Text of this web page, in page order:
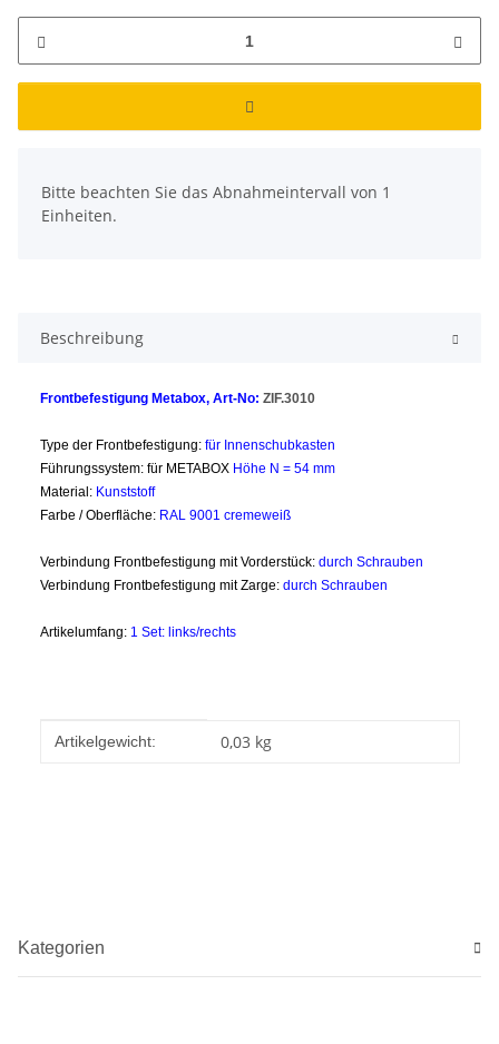
Bitte beachten Sie das Abnahmeintervall von 1
Einheiten.
Beschreibung
Frontbefestigung Metabox, Art-No: ZIF.3010
Type der Frontbefestigung: für Innenschubkasten
Führungssystem: für METABOX Höhe N = 54 mm
Material: Kunststoff
Farbe / Oberfläche: RAL 9001 cremeweiß
Verbindung Frontbefestigung mit Vorderstück: durch Schrauben
Verbindung Frontbefestigung mit Zarge: durch Schrauben
Artikelumfang: 1 Set: links/rechts
Produkteigenschaft
Wert
Artikelgewicht: 0,03 kg
Kategorien